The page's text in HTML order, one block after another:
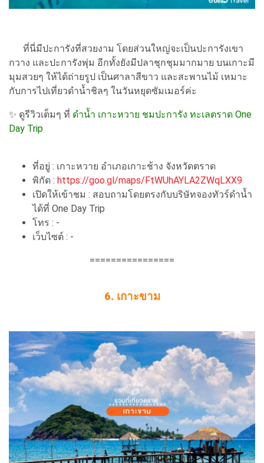
ที่นี่มีปะการังที่สวยงาม โดยส่วนใหญ่จะเป็นปะการังเขา
กวาง และปะการังพุ่ม อีกทั้งยังมีปลาชุกชุมมากมาย บนเกาะมี
มุมสวยๆ ให้ได้ถ่ายรูป เป็นศาลาสีขาว และสะพานไม้ เหมาะ
กับการไปเที่ยวดำน้ำชิลๆ ในวันหยุดซัมเมอร์ค่ะ
✨ ดูรีวิวเต็มๆ ที่ ดำน้ำ เกาะหวาย ชมปะการัง ทะเลตราด One
Day Trip
ที่อยู่ : เกาะหวาย อำเภอเกาะช้าง จังหวัดตราด
พิกัด : https://goo.gl/maps/FtWUhAYLA2ZWqLXX9
เปิดให้เข้าชม : สอบถามโดยตรงกับบริษัทจองทัวร์ดำน้ำ
ได้ที่ One Day Trip
โทร : -
เว็บไซต์ : -
================
6. เกาะขาม